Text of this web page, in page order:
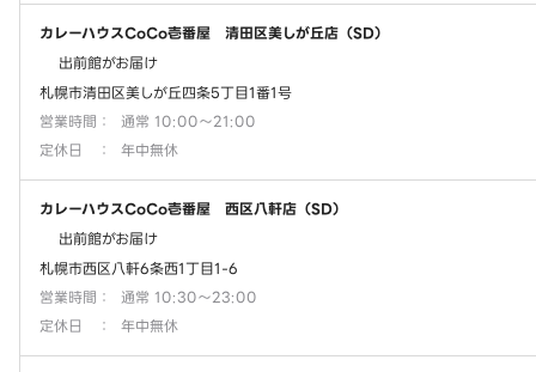
カレーハウスCoCo壱番屋 清田区美しが丘店（SD）
出前館がお届け
札幌市清田区美しが丘四条5丁目1番1号
営業時間 ：
通常 10:00～21:00
定休日
： 年中無休
カレーハウスCoCo壱番屋 西区八軒店（SD）
出前館がお届け
札幌市西区八軒6条西1丁目1-6
営業時間 ：
通常 10:30～23:00
定休日
： 年中無休